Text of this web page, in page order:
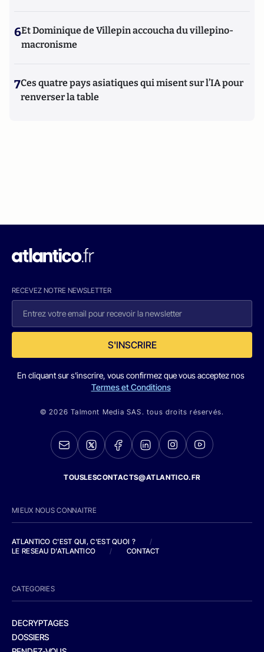
6Et Dominique de Villepin accoucha du villepino-
macronisme
7Ces quatre pays asiatiques qui misent sur l’IA pour
renverser la table
RECEVEZ NOTRE NEWSLETTER
S'INSCRIRE
En cliquant sur s'inscrire, vous confirmez que vous acceptez nos
Termes et Conditions
© 2026 Talmont Media SAS. tous droits réservés.
TOUSLESCONTACTS@ATLANTICO.FR
MIEUX NOUS CONNAITRE
ATLANTICO C'EST QUI, C'EST QUOI ?
/
LE RESEAU D'ATLANTICO
/ CONTACT
CATEGORIES
DECRYPTAGES
DOSSIERS